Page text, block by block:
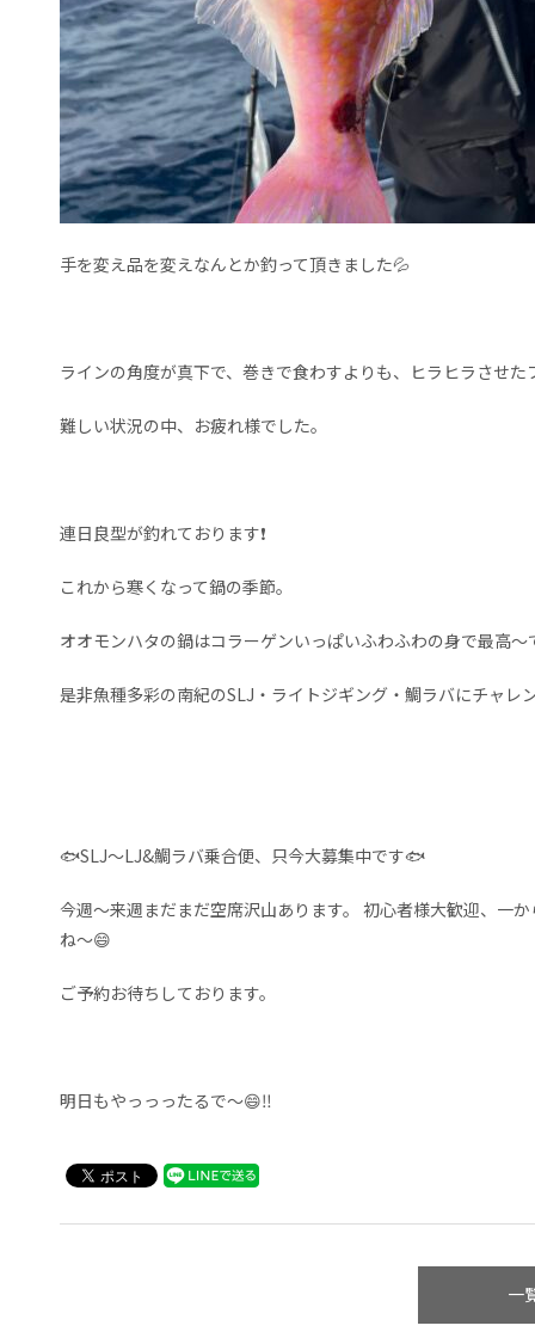
手を変え品を変えなんとか釣って頂きました💦
ラインの角度が真下で、巻きで食わすよりも、ヒラヒラさせ
難しい状況の中、お疲れ様でした。
連日良型が釣れております❗️
これから寒くなって鍋の季節。
オオモンハタの鍋はコラーゲンいっぱいふわふわの身で最高〜
是非魚種多彩の南紀のSLJ・ライトジギング・鯛ラバにチャレ
🐟️SLJ～LJ&鯛ラバ乗合便、只今大募集中です🐟
今週～来週まだまだ空席沢山あります。 初心者様大歓迎、一
ね〜😄
ご予約お待ちしております。
明日もやっっったるで〜😄‼️
一